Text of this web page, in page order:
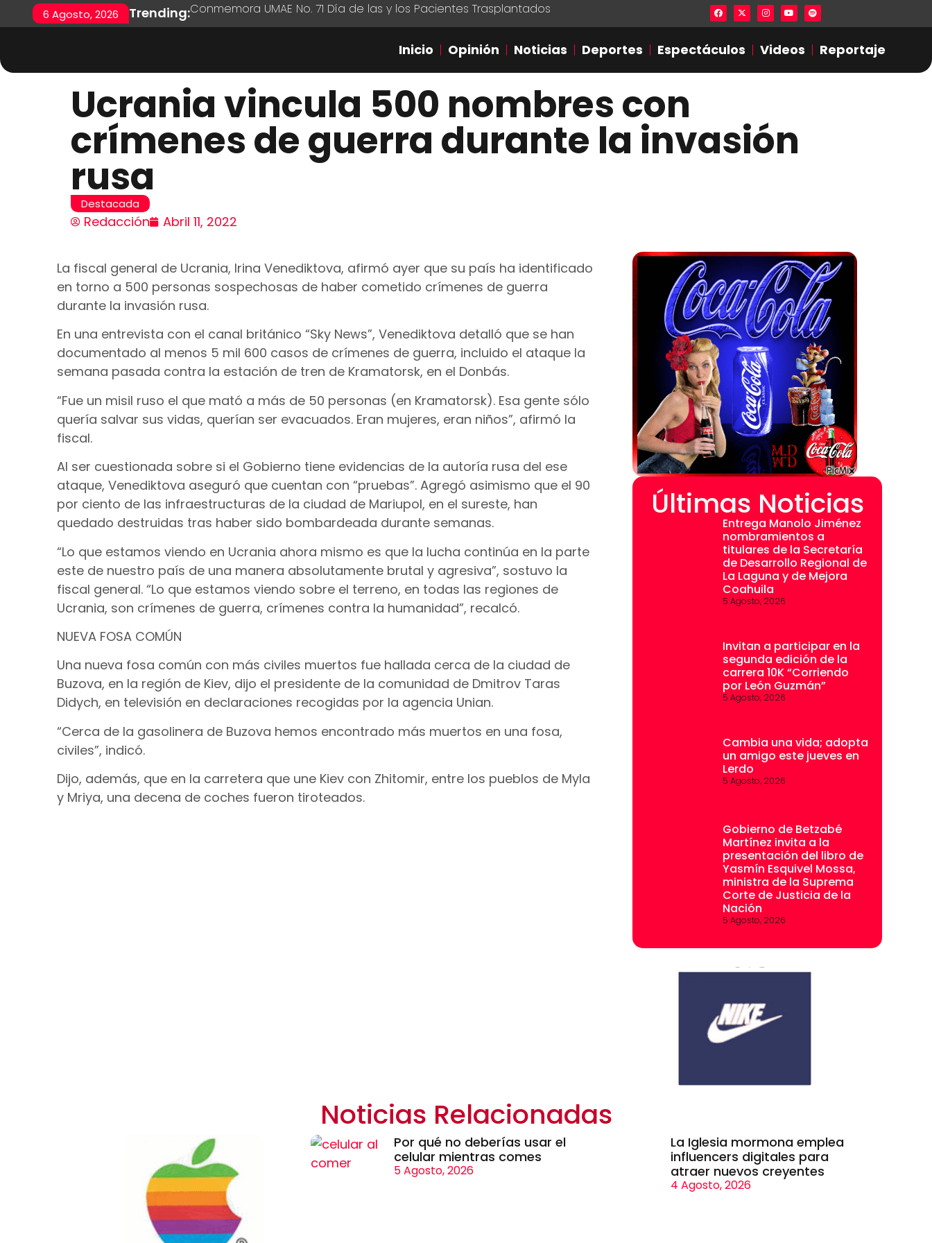
6 Agosto, 2026 Trending:Conmemora UMAE No. 71 Día de las y los Pacientes Trasplantados Lista en excel expone presuntas
Inicio Opinión Noticias Deportes Espectáculos Videos Reportaje
Ucrania vincula 500 nombres con
crímenes de guerra durante la invasión
rusa
Destacada
Redacción Abril 11, 2022
La fiscal general de Ucrania, Irina Venediktova, afirmó ayer que su país ha identificado
en torno a 500 personas sospechosas de haber cometido crímenes de guerra
durante la invasión rusa.
En una entrevista con el canal británico “Sky News”, Venediktova detalló que se han
documentado al menos 5 mil 600 casos de crímenes de guerra, incluido el ataque la
semana pasada contra la estación de tren de Kramatorsk, en el Donbás.
“Fue un misil ruso el que mató a más de 50 personas (en Kramatorsk). Esa gente sólo
quería salvar sus vidas, querían ser evacuados. Eran mujeres, eran niños”, afirmó la
fiscal.
Al ser cuestionada sobre si el Gobierno tiene evidencias de la autoría rusa del ese
ataque, Venediktova aseguró que cuentan con “pruebas”. Agregó asimismo que el 90
por ciento de las infraestructuras de la ciudad de Mariupol, en el sureste, han
quedado destruidas tras haber sido bombardeada durante semanas.
“Lo que estamos viendo en Ucrania ahora mismo es que la lucha continúa en la parte
este de nuestro país de una manera absolutamente brutal y agresiva”, sostuvo la
fiscal general. “Lo que estamos viendo sobre el terreno, en todas las regiones de
Ucrania, son crímenes de guerra, crímenes contra la humanidad”, recalcó.
NUEVA FOSA COMÚN
Una nueva fosa común con más civiles muertos fue hallada cerca de la ciudad de
Buzova, en la región de Kiev, dijo el presidente de la comunidad de Dmitrov Taras
Didych, en televisión en declaraciones recogidas por la agencia Unian.
“Cerca de la gasolinera de Buzova hemos encontrado más muertos en una fosa,
civiles”, indicó.
Dijo, además, que en la carretera que une Kiev con Zhitomir, entre los pueblos de Myla
y Mriya, una decena de coches fueron tiroteados.
Últimas Noticias
Entrega Manolo Jiménez
nombramientos a
titulares de la Secretaría
de Desarrollo Regional de
La Laguna y de Mejora
Coahuila
5 Agosto, 2026
Invitan a participar en la
segunda edición de la
carrera 10K “Corriendo
por León Guzmán”
5 Agosto, 2026
Cambia una vida; adopta
un amigo este jueves en
Lerdo
5 Agosto, 2026
Gobierno de Betzabé
Martínez invita a la
presentación del libro de
Yasmín Esquivel Mossa,
ministra de la Suprema
Corte de Justicia de la
Nación
5 Agosto, 2026
Noticias Relacionadas
Por qué no deberías usar el
celular mientras comes
5 Agosto, 2026
La Iglesia mormona emplea
influencers digitales para
atraer nuevos creyentes
4 Agosto, 2026